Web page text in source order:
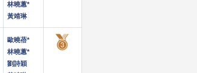
林曉蕙*
黃靖琳
歐曉蓓*
林曉蕙*
劉詩穎